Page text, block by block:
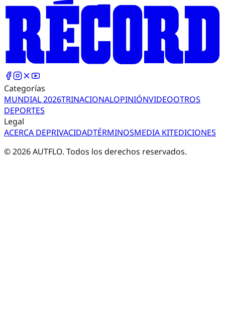
Categorías
MUNDIAL 2026TRINACIONALOPINIÓNVIDEOOTROS
DEPORTES
Legal
ACERCA DEPRIVACIDADTÉRMINOSMEDIA KITEDICIONES
©2026AUTFLO. Todos los derechos reservados.